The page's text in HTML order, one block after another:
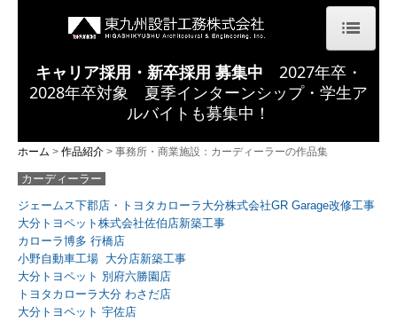
ホーム
代表メッセージ
技術とサービス
作品紹介
医療施設
福祉施設
キャリア採用・新卒採用 募集中 2027年卒・
2028年卒対象 夏季インターンシップ・学生ア
ルバイトも募集中！
ホーム 作品紹介 事務所・商業施設：カーディーラーの作品集
カーディーラー
ジェームス下郡店・トヨタカローラ大分株式会社GR Garage改修工事
大分トヨペット株式会社佐伯店新築工事
カローラ博多 行橋店
小野自動車工場 大分店新築工事
大分トヨペット 別府六勝園店
トヨタカローラ大分 わさだ店
大分トヨペット 宇佐店